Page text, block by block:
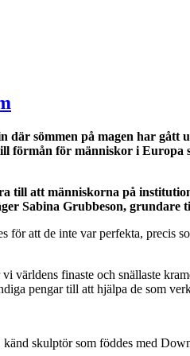
sömmen på magen har gått
förmån för människor i Europa
till att människorna på
ger Sabina Grubbeson, grundare
för att de inte var perfekta, precis
världens finaste och snällaste
pengar till att hjälpa de som
skulptör som föddes med